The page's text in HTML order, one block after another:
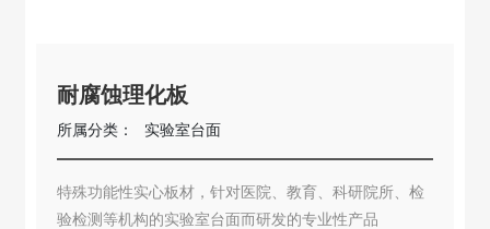
耐腐蚀理化板
所属分类： 实验室台面
特殊功能性实心板材，针对医院、教育、科研院所、检
验检测等机构的实验室台面而研发的专业性产品